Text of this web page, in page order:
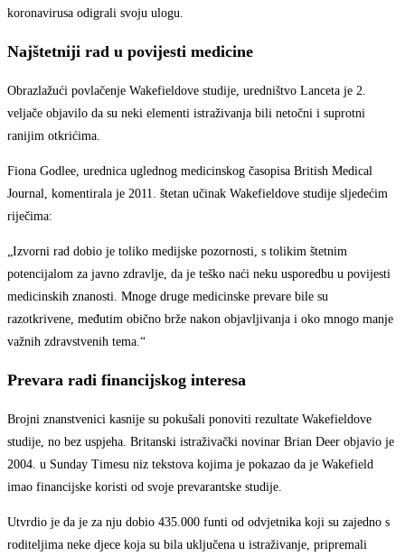
koronavirusa odigrali svoju ulogu.
Najštetniji rad u povijesti medicine
Obrazlažući povlačenje Wakefieldove studije, uredništvo Lanceta je 2.
veljače objavilo da su neki elementi istraživanja bili netočni i suprotni
ranijim otkrićima.
Fiona Godlee, urednica uglednog medicinskog časopisa British Medical
Journal, komentirala je 2011. štetan učinak Wakefieldove studije sljedećim
riječima:
„Izvorni rad dobio je toliko medijske pozornosti, s tolikim štetnim
potencijalom za javno zdravlje, da je teško naći neku usporedbu u povijesti
medicinskih znanosti. Mnoge druge medicinske prevare bile su
razotkrivene, međutim obično brže nakon objavljivanja i oko mnogo manje
važnih zdravstvenih tema.“
Prevara radi financijskog interesa
Brojni znanstvenici kasnije su pokušali ponoviti rezultate Wakefieldove
studije, no bez uspjeha. Britanski istraživački novinar Brian Deer objavio je
2004. u Sunday Timesu niz tekstova kojima je pokazao da je Wakefield
imao financijske koristi od svoje prevarantske studije.
Utvrdio je da je za nju dobio 435.000 funti od odvjetnika koji su zajedno s
roditeljima neke djece koja su bila uključena u istraživanje, pripremali